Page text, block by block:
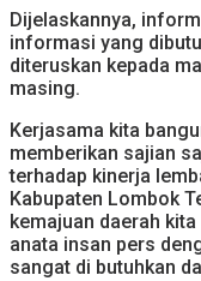
Dijelaskannya,
informasi yang
diteruskan kepada
masing.
Kerjasama kita
memberikan sajian
terhadap kinerja
Kabupaten Lombok
kemajuan daerah
anata insan pers
sangat di butuhkan